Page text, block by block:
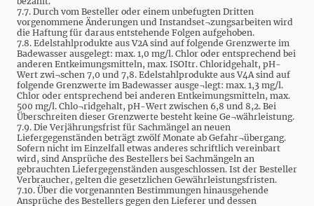
7.7. Durch vom Besteller oder einem unbefugten Dritten
vorgenommene Änderungen und Instandset¬zungsarbeiten wird
die Haftung für daraus entstehende Folgen aufgehoben.
7.8. Edelstahlprodukte aus V2A sind auf folgende Grenzwerte im
Badewasser ausgelegt: max. 1,0 mg/l. Chlor oder entsprechend bei
anderen Entkeimungsmitteln, max. ISOItr. Chloridgehalt, pH-
Wert zwi¬schen 7,0 und 7,8. Edelstahlprodukte aus V4A sind auf
folgende Grenzwerte im Badewasser ausge¬legt: max. 1,3 mg/l.
Chlor oder entsprechend bei anderen Entkeimungsmitteln, max.
500 mg/l. Chlo¬ridgehalt, pH-Wert zwischen 6,8 und 8,2. Bei
Überschreiten dieser Grenzwerte besteht keine Ge¬währleistung.
7.9. Die Verjährungsfrist für Sachmängel an neuen
Liefergegenständen beträgt zwölf Monate ab Gefahr¬übergang.
Sofern nicht im Einzelfall etwas anderes schriftlich vereinbart
wird, sind Ansprüche des Bestellers bei Sachmängeln an
gebrauchten Liefergegenständen ausgeschlossen. Ist der Besteller
Verbraucher, gelten die gesetzlichen Gewährleistungsfristen.
7.10. Über die vorgenannten Bestimmungen hinausgehende
Ansprüche des Bestellers gegen den Lieferer und dessen